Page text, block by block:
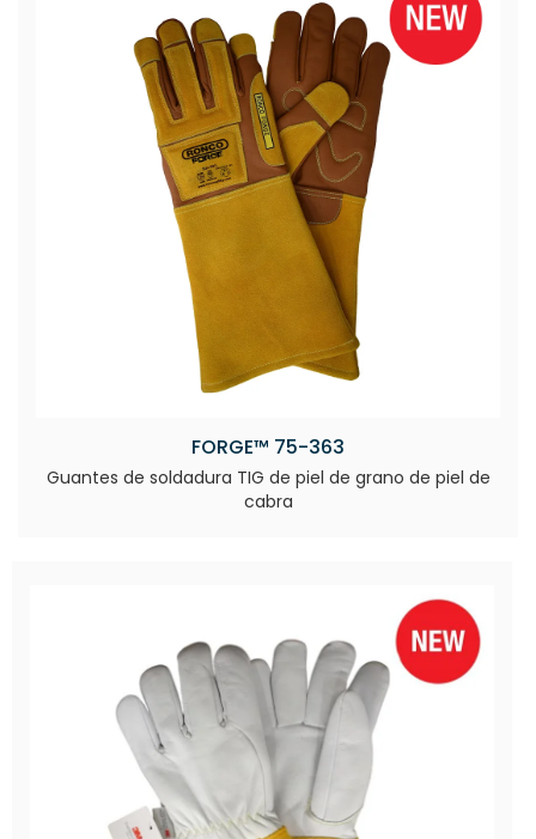
FORGE™ 75-363
Guantes de soldadura TIG de piel de grano de piel de
cabra